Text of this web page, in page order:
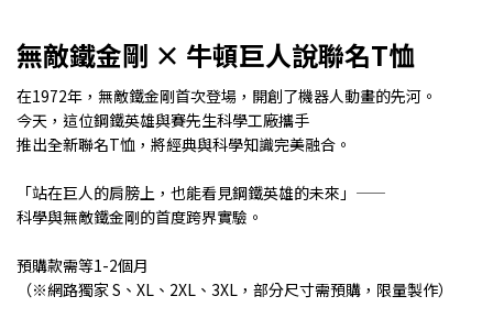
無敵鐵金剛 × 牛頓巨人說聯名T恤
在1972年，無敵鐵金剛首次登場，開創了機器人動畫的先河。
今天，這位鋼鐵英雄與賽先生科學工廠攜手
推出全新聯名T恤，將經典與科學知識完美融合。
「站在巨人的肩膀上，也能看見鋼鐵英雄的未來」——
科學與無敵鐵金剛的首度跨界實驗。
預購款需等1-2個月
（※網路獨家 S、XL、2XL、3XL，部分尺寸需預購，限量製作）